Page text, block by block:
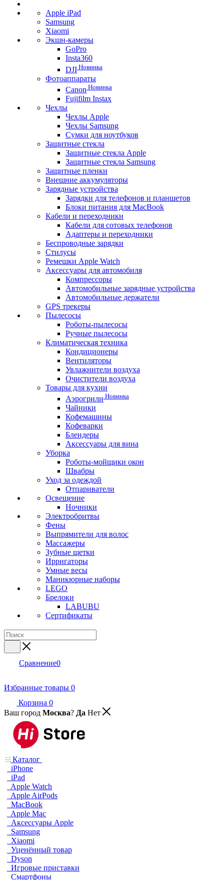
Apple iPad
Samsung
Xiaomi
Экшн-камеры
GoPro
Insta360
DJI Новинка
Фотоаппараты
Canon Новинка
Fujifilm Instax
Чехлы
Чехлы Apple
Чехлы Samsung
Сумки для ноутбуков
Защитные стекла
Защитные стекла Apple
Защитные стекла Samsung
Защитные пленки
Внешние аккумуляторы
Зарядные устройства
Зарядки для телефонов и планшетов
Блоки питания для MacBook
Кабели и переходники
Кабели для сотовых телефонов
Адаптеры и переходники
Беспроводные зарядки
Стилусы
Ремешки Apple Watch
Аксессуары для автомобиля
Компрессоры
Автомобильные зарядные устройства
Автомобильные держатели
GPS трекеры
Пылесосы
Роботы-пылесосы
Ручные пылесосы
Климатическая техника
Кондиционеры
Вентиляторы
Увлажнители воздуха
Очистители воздуха
Товары для кухни
Аэрогрили Новинка
Чайники
Кофемашины
Кофеварки
Блендеры
Аксессуары для вина
Уборка
Роботы-мойщики окон
Швабры
Уход за одеждой
Отпариватели
Освещение
Ночники
Электробритвы
Фены
Выпрямители для волос
Массажеры
Зубные щетки
Ирригаторы
Умные весы
Маникюрные наборы
LEGO
Брелоки
LABUBU
Сертификаты
Сравнение0
Избранные товары 0
Корзина 0
Ваш город Москва? Да Нет
Каталог
iPhone
iPad
Apple Watch
Apple AirPods
MacBook
Apple Mac
Аксессуары Apple
Samsung
Xiaomi
Уценённый товар
Dyson
Игровые приставки
Смартфоны